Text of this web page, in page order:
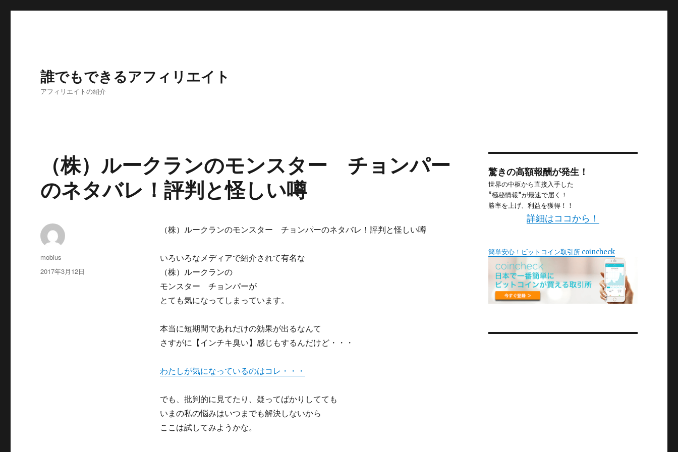
誰でもできるアフィリエイト
アフィリエイトの紹介
（株）ルークランのモンスター チョンパー
のネタバレ！評判と怪しい噂
（株）ルークランのモンスター チョンパーのネタバレ！評判と怪しい噂
いろいろなメディアで紹介されて有名な
（株）ルークランの
モンスター チョンパーが
とても気になってしまっています。
本当に短期間であれだけの効果が出るなんて
さすがに【インチキ臭い】感じもするんだけど・・・
わたしが気になっているのはコレ・・・
でも、批判的に見てたり、疑ってばかりしてても
いまの私の悩みはいつまでも解決しないから
ここは試してみようかな。
投
稿
mobius
投
2017年3月12日
驚きの高額報酬が発生！
世界の中枢から直接入手した
“極秘情報”が最速で届く！
勝率を上げ、利益を獲得！！
詳細はココから！
簡単安心！ビットコイン取引所 coincheck